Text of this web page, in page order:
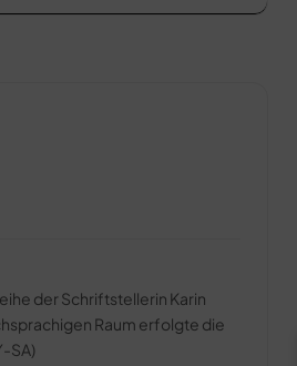
der Schriftstellerin Karin
Raum erfolgte die
SA)